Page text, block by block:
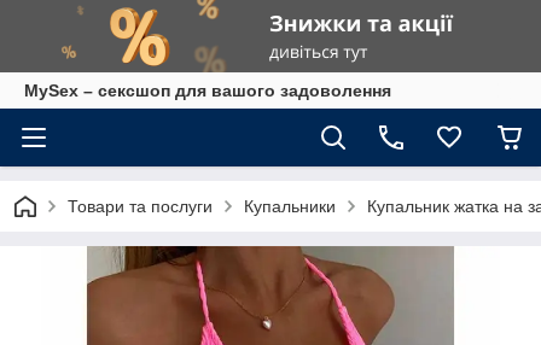
MySex – сексшоп для вашого задоволення
Товари та послуги Купальники Купальник жатка на